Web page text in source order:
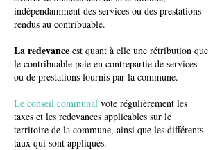
indépendamment des services ou des prestations
rendus au contribuable.
La redevance est quant à elle une rétribution que
le contribuable paie en contrepartie de services
ou de prestations fournis par la commune.
Le conseil communal vote régulièrement les
taxes et les redevances applicables sur le
territoire de la commune, ainsi que les différents
taux qui sont appliqués.